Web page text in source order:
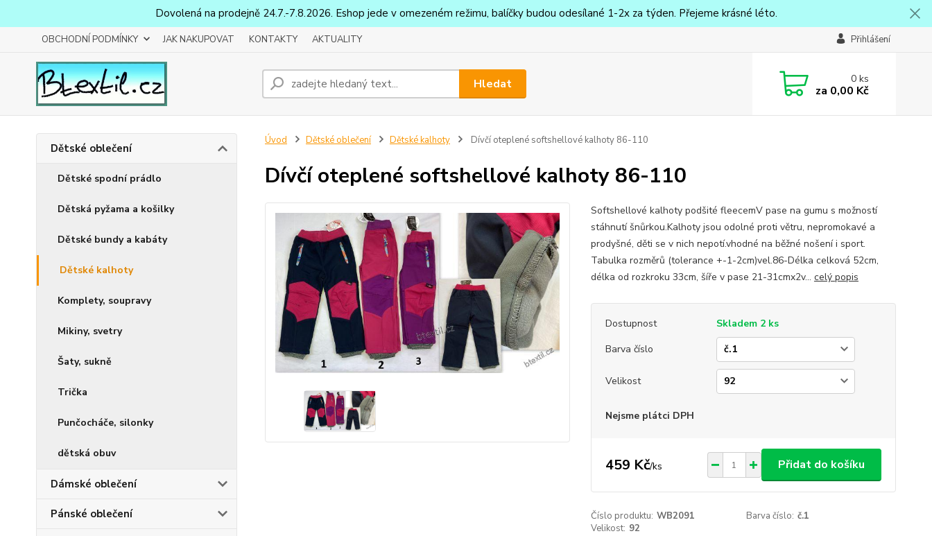
Dovolená na prodejně 24.7.-7.8.2026. Eshop jede v omezeném režimu, balíčky budou odesílané 1-2x za týden. Přejeme krásné léto.
OBCHODNÍ PODMÍNKY JAK NAKUPOVAT KONTAKTY AKTUALITY Přihlášení
Hledat 0ks
za 0,00 Kč
Dětské oblečení
Dětské spodní prádlo
Dětská pyžama a košilky
Dětské bundy a kabáty
Dětské kalhoty
Komplety, soupravy
Mikiny, svetry
Šaty, sukně
Trička
Punčocháče, silonky
dětská obuv
Dámské oblečení
Pánské oblečení
Úvod Dětské oblečení Dětské kalhoty Dívčí oteplené softshellové kalhoty 86-110
Dívčí oteplené softshellové kalhoty 86-110
Softshellové kalhoty podšité fleecemV pase na gumu s možností
stáhnutí šnůrkou.Kalhoty jsou odolné proti větru, nepromokavé a
prodyšné, děti se v nich nepotí.vhodné na běžné nošení i sport.
Tabulka rozměrů (tolerance +-1-2cm)vel.86-Délka celková 52cm,
délka od rozkroku 33cm, šíře v pase 21-31cmx2v... celý popis
Dostupnost
Skladem 2 ks
Barva číslo
Velikost
Nejsme plátci DPH
459 Kč/ks Přidat do košíku
Číslo produktu: WB2091 Barva číslo: č.1
Velikost: 92